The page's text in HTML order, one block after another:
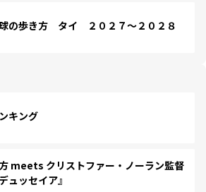
の歩き方 タイ ２０２７～２０２８
キング
meets クリストファー・ノーラン監督
ュッセイア』